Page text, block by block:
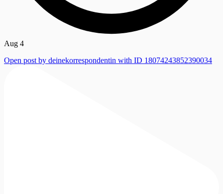
Aug 4
Open post by deinekorrespondentin with ID 18074243852390034